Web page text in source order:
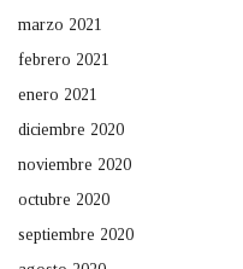
marzo 2021
febrero 2021
enero 2021
diciembre 2020
noviembre 2020
octubre 2020
septiembre 2020